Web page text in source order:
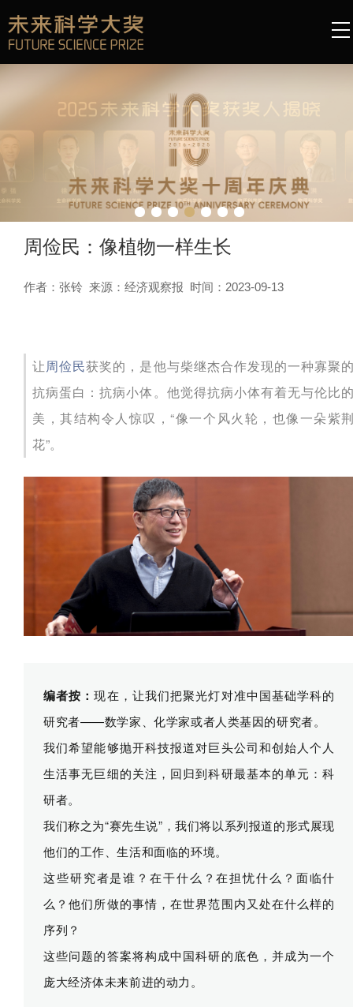
周俭民：像植物一样生长
作者：张铃 来源：经济观察报 时间：2023-09-13
让 周俭民获奖的，是他与柴继杰合作发现的一种寡聚
抗病蛋白：抗病小体。他觉得抗病小体有着无与伦比
美，其结构令人惊叹，“像一个风火轮，也像一朵紫
花”。
编者按：现在，让我们把聚光灯对准中国基础学科的
研究者——数学家、化学家或者人类基因的研究者。
我们希望能够抛开科技报道对巨头公司和创始人个人
生活事无巨细的关注，回归到科研最基本的单元：科
研者。
我们称之为“赛先生说”，我们将以系列报道的形式展现
他们的工作、生活和面临的环境。
这些研究者是谁？在干什么？在担忧什么？面临什
么？他们所做的事情，在世界范围内又处在什么样的
序列？
这些问题的答案将构成中国科研的底色，并成为一个
庞大经济体未来前进的动力。